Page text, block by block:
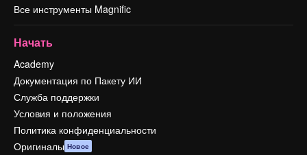
Все инструменты Magnific
Начать
Academy
Документация по Пакету ИИ
Служба поддержки
Условия и положения
Политика конфиденциальности
Оригиналы Новое